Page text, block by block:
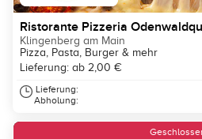
Ristorante Pizzeria
Klingenberg am Main
Pizza, Pasta, Burger & mehr
Lieferung: ab 2,00 €
Lieferung:
Abholung: